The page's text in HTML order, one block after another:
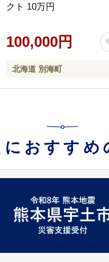
クト 10万円
100,000円
北海道 別海町
おすすめ